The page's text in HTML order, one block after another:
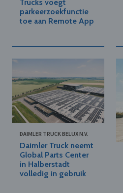
Trucks voegt
parkeerzoekfunctie
toe aan Remote App
DAIMLER TRUCK BELUX N.V.
Daimler Truck neemt
Global Parts Center
in Halberstadt
volledig in gebruik